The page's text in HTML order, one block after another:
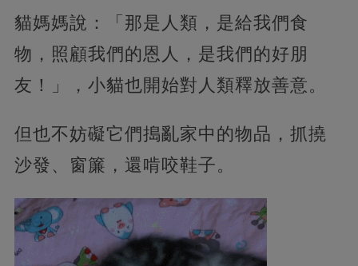
貓媽媽說：「那是人類，是給我們食
物，照顧我們的恩人，是我們的好朋
友！」，小貓也開始對人類釋放善意。
但也不妨礙它們搗亂家中的物品，抓撓
沙發、窗簾，還啃咬鞋子。